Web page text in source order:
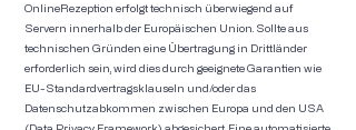
OnlineRezeption erfolgt technisch überwiegend auf
Servern innerhalb der Europäischen Union. Sollte aus
technischen Gründen eine Übertragung in Drittländer
erforderlich sein, wird dies durch geeignete Garantien wie
EU-Standardvertragsklauseln und/oder das
Datenschutzabkommen zwischen Europa und den USA